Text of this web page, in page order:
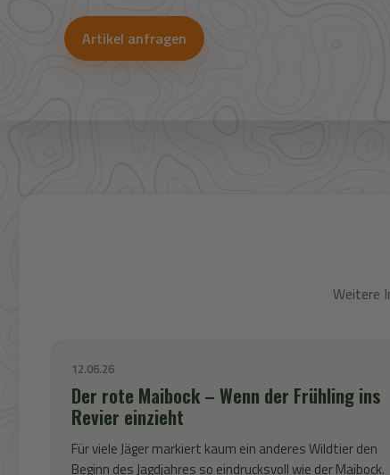
Artikel anfragen
Weitere
12.06.26
Der rote Maibock – Wenn der Frühling ins
Revier einzieht
Für viele Jäger markiert kaum ein anderes Wildtier den
Beginn des Jagdjahres so eindrucksvoll wie der Maibock.